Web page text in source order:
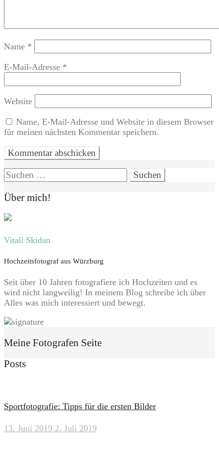
Name *
E-Mail-Adresse *
Website
Name, E-Mail-Adresse und Website in diesem Browser
für meinen nächsten Kommentar speichern.
Suchen
nach:
Über mich!
Vitali Skidan
Hochzeitsfotograf aus Würzburg
Seit über 10 Jahren fotografiere ich Hochzeiten und es
wird nicht langweilig! In meinem Blog schreibe ich über
Alles was mich interessiert und bewegt.
Meine Fotografen Seite
Posts
Sportfotografie: Tipps für die ersten Bilder
13. Juni 2019 2. Juli 2019